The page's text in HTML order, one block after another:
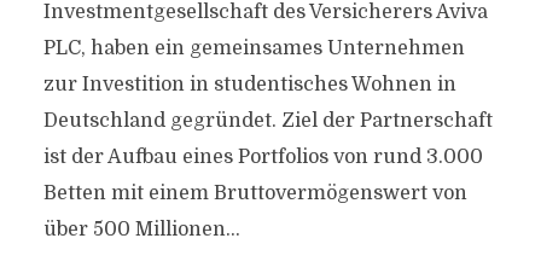
Investmentgesellschaft des Versicherers Aviva
PLC, haben ein gemeinsames Unternehmen
zur Investition in studentisches Wohnen in
Deutschland gegründet. Ziel der Partnerschaft
ist der Aufbau eines Portfolios von rund 3.000
Betten mit einem Bruttovermögenswert von
über 500 Millionen...